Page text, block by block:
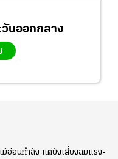
นออกกลาง
อ่อนกำลัง แต่ยังเสี่ยงลมแรง-